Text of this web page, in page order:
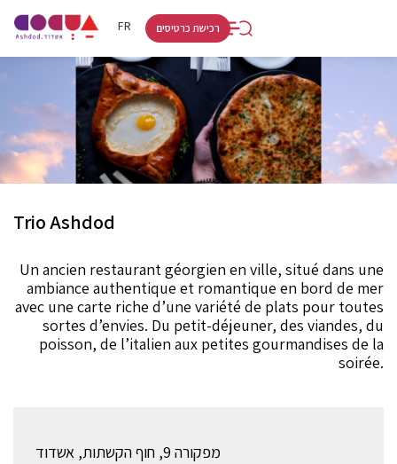
FR
HE
רכישת כרטיסים
Trio Ashdod
Un ancien restaurant géorgien en ville, situé dans une
ambiance authentique et romantique en bord de mer
avec une carte riche d’une variété de plats pour toutes
sortes d’envies. Du petit-déjeuner, des viandes, du
poisson, de l’italien aux petites gourmandises de la
soirée.
מפקורה 9, חוף הקשתות, אשדוד